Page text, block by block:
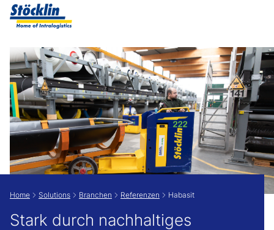
Zeige besser passende Version dieser Seite
Diese Meldung nicht mehr anzeigen
Home Solutions Branchen Referenzen Habasit
Stark durch nachhaltiges